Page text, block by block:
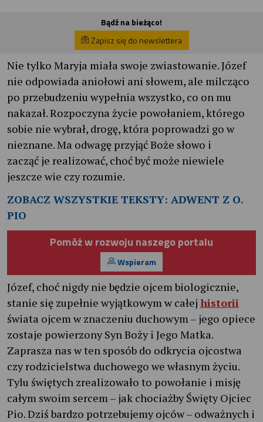
Bądź na bieżąco!
Zapisz się do newslettera
Nie tylko Maryja miała swoje zwiastowanie. Józef
nie odpowiada aniołowi ani słowem, ale milcząco
po przebudzeniu wypełnia wszystko, co on mu
nakazał. Rozpoczyna życie powołaniem, którego
sobie nie wybrał, drogę, która poprowadzi go w
nieznane. Ma odwagę przyjąć Boże słowo i
zacząć je realizować, choć być może niewiele
jeszcze wie czy rozumie.
ZOBACZ WSZYSTKIE TEKSTY: ADWENT Z O.
PIO
Pomóż w rozwoju naszego portalu
Wspieram
Józef, choć nigdy nie będzie ojcem biologicznie,
stanie się zupełnie wyjątkowym w całej historii
świata ojcem w znaczeniu duchowym – jego opiece
zostaje powierzony Syn Boży i Jego Matka.
Zaprasza nas w ten sposób do odkrycia ojcostwa
czy rodzicielstwa duchowego we własnym życiu.
Tylu świętych zrealizowało to powołanie i misję
całym swoim sercem – jak chociażby Święty Ojciec
Pio. Dziś bardzo potrzebujemy ojców – odważnych i